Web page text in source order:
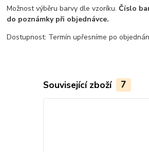
Možnost výběru barvy dle vzoríku. Číslo
do poznámky při objednávce.
Dostupnost: Termín upřesníme po
Související zboží 7